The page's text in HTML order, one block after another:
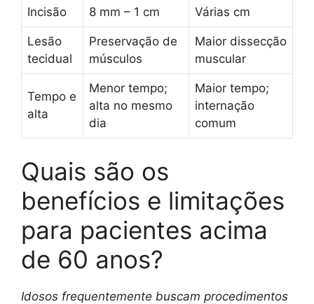
Incisão 8 mm – 1 cm Várias cm
Lesão
tecidual
Preservação de
músculos
Maior dissecção
muscular
Tempo e
alta
Menor tempo;
alta no mesmo
dia
Maior tempo;
internação
comum
Quais são os
benefícios e limitações
para pacientes acima
de 60 anos?
Idosos frequentemente buscam procedimentos